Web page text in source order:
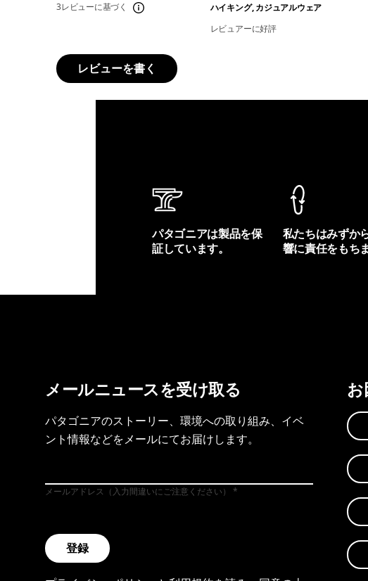
3レビューに基づく
ハイキング, カジュアルウェア
レビュアーに好評
レビューを書く
パタゴニアは製品を保
証しています。
私たちはみずか
響に責任をもち
メールニュースを受け取る
パタゴニアのストーリー、環境への取り組み、イベ
ント情報などをメールにてお届けします。
メールアドレス（入力間違いにご注意ください）
登録
お